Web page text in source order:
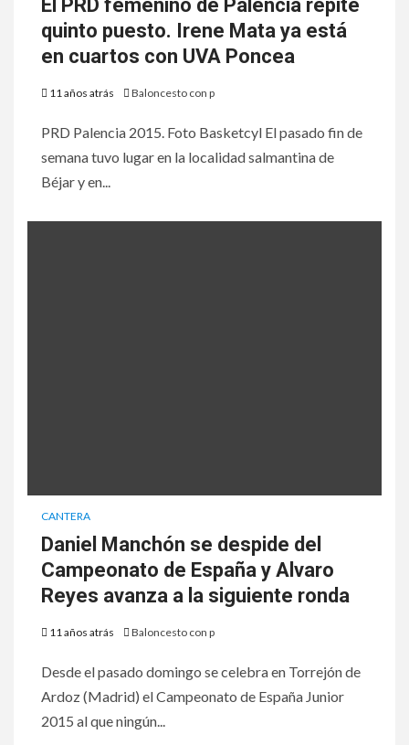
El PRD femenino de Palencia repite
quinto puesto. Irene Mata ya está
en cuartos con UVA Poncea
11 años atrás Baloncesto con p
PRD Palencia 2015. Foto Basketcyl El pasado fin de
semana tuvo lugar en la localidad salmantina de
Béjar y en...
CANTERA
Daniel Manchón se despide del
Campeonato de España y Alvaro
Reyes avanza a la siguiente ronda
11 años atrás Baloncesto con p
Desde el pasado domingo se celebra en Torrejón de
Ardoz (Madrid) el Campeonato de España Junior
2015 al que ningún...